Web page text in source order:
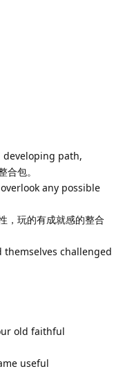
developing path,
包。
any possible
，玩的有成就感的整合
themselves challenged
old faithful
useful